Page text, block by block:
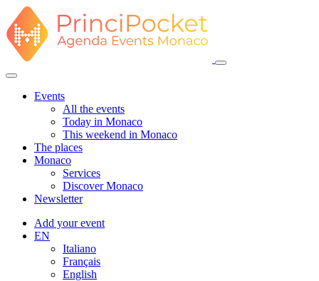
Events
All the events
Today in Monaco
This weekend in Monaco
The places
Monaco
Services
Discover Monaco
Newsletter
Add your event
EN
Italiano
Français
English